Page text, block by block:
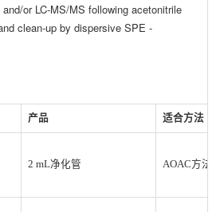
or LC-MS/MS following acetonitrile
clean-up by dispersive SPE -
产品 适合方法
2 mL净化管 AOAC方法